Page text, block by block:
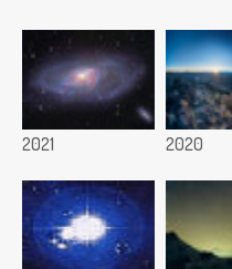
2021 2020